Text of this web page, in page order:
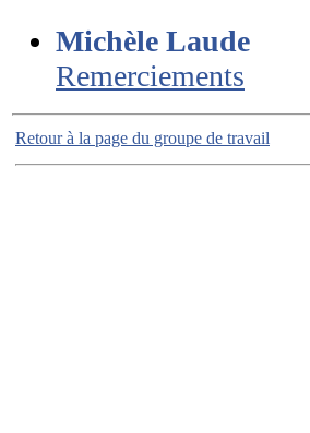
Michèle Laude
Remerciements
Retour à la page du groupe de travail